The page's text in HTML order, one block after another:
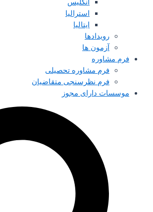
انگلیس
استرالیا
ایتالیا
رویدادها
آزمون ها
فرم مشاوره
فرم مشاوره تحصیلی
فرم نظرسنجی متقاضیان
موسسات دارای مجوز